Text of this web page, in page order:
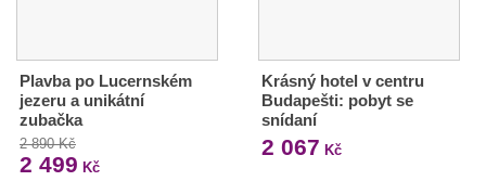
Plavba po Lucernském
jezeru a unikátní
zubačka
2 890 Kč
2 499 Kč
Krásný hotel v centru
Budapešti: pobyt se
snídaní
2 067 Kč